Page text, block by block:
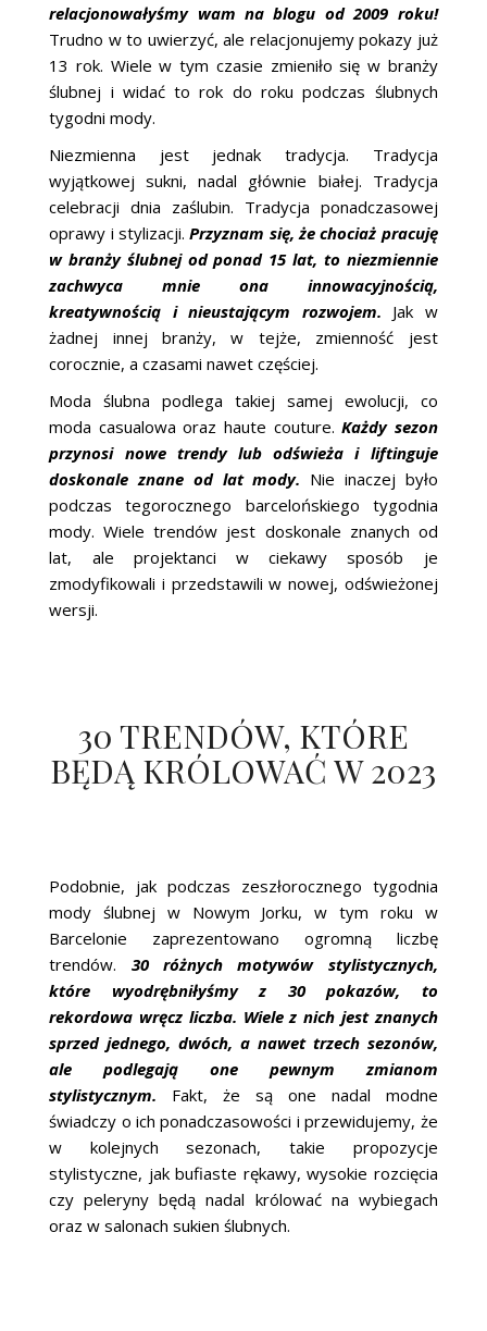
relacjonowałyśmy wam na blogu od 2009 roku!
Trudno w to uwierzyć, ale relacjonujemy pokazy już
13 rok. Wiele w tym czasie zmieniło się w branży
ślubnej i widać to rok do roku podczas ślubnych
tygodni mody.
Niezmienna jest jednak tradycja. Tradycja
wyjątkowej sukni, nadal głównie białej. Tradycja
celebracji dnia zaślubin. Tradycja ponadczasowej
oprawy i stylizacji.Przyznam się, że chociaż pracuję
w branży ślubnej od ponad 15 lat, to niezmiennie
zachwyca mnie ona innowacyjnością,
kreatywnością i nieustającym rozwojem. Jak w
żadnej innej branży, w tejże, zmienność jest
corocznie, a czasami nawet częściej.
Moda ślubna podlega takiej samej ewolucji, co
moda casualowa oraz haute couture.Każdy sezon
przynosi nowe trendy lub odświeża i liftinguje
doskonale znane od lat mody. Nie inaczej było
podczas tegorocznego barcelońskiego tygodnia
mody. Wiele trendów jest doskonale znanych od
lat, ale projektanci w ciekawy sposób je
zmodyfikowali i przedstawili w nowej, odświeżonej
wersji.
30 TRENDÓW, KTÓRE
BĘDĄ KRÓLOWAĆ W 2023
Podobnie, jak podczas zeszłorocznego tygodnia
mody ślubnej w Nowym Jorku, w tym roku w
Barcelonie zaprezentowano ogromną liczbę
trendów. 30 różnych motywów stylistycznych,
które wyodrębniłyśmy z 30 pokazów, to
rekordowa wręcz liczba. Wiele z nich jest znanych
sprzed jednego, dwóch, a nawet trzech sezonów,
ale podlegają one pewnym zmianom
stylistycznym.
Fakt, że są one nadal modne
świadczy o ich ponadczasowości i przewidujemy, że
w kolejnych sezonach, takie propozycje
stylistyczne, jak bufiaste rękawy, wysokie rozcięcia
czy peleryny będą nadal królować na wybiegach
oraz w salonach sukien ślubnych.